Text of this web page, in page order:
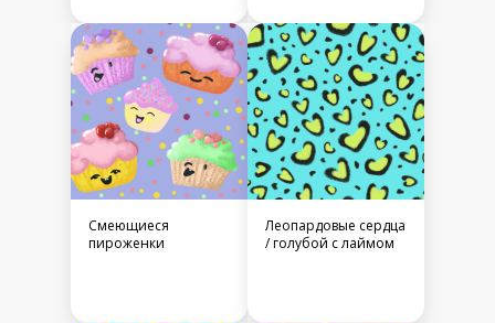
Смеющиеся
пироженки
Леопардовые сердца
/ голубой с лаймом